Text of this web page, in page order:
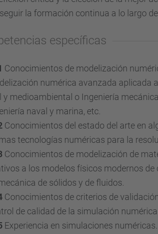
la formación continua a lo largo de
específicas
Conocimientos de modelización
numérica avanzada aplicada
y medioambiental o Ingeniería
naval y marina, etc.
Conocimientos del estado del arte en
tecnologías numéricas para la
Conocimientos de modelización de
a los modelos físicos modernos
de sólidos y de fluidos.
Conocimientos de criterios de
de calidad de la simulación
Experiencia en simulaciones